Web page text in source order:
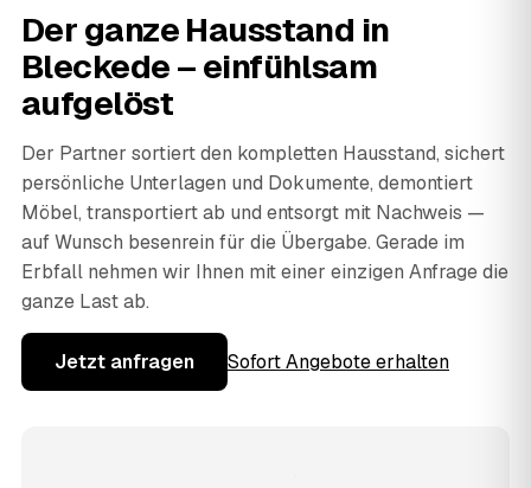
Der ganze Hausstand in
Bleckede – einfühlsam
aufgelöst
Der Partner sortiert den kompletten Hausstand, sichert
persönliche Unterlagen und Dokumente, demontiert
Möbel, transportiert ab und entsorgt mit Nachweis —
auf Wunsch besenrein für die Übergabe. Gerade im
Erbfall nehmen wir Ihnen mit einer einzigen Anfrage die
ganze Last ab.
Jetzt anfragen Sofort Angebote erhalten